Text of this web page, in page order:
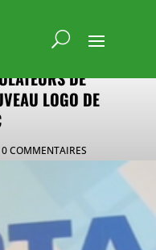
DE
LOGO DE
0 COMMENTAIRES